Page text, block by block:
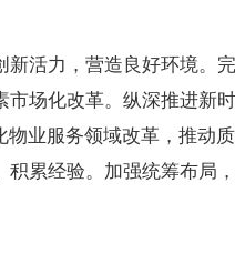
活力，营造良好环境。
场化改革。纵深推进新
业服务领域改革，推动
积累经验。加强统筹布